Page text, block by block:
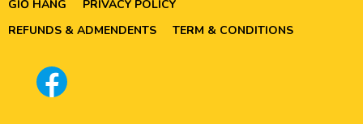
GIỎ HÀNG
PRIVACY POLICY
REFUNDS & ADMENDENTS
TERM & CONDITIONS